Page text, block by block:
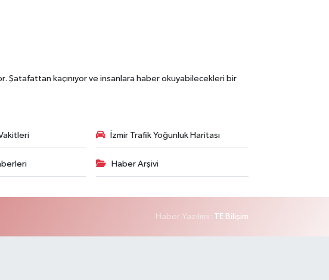
kaçınıyor ve insanlara haber okuyabilecekleri bir
İzmir Trafik Yoğunluk Haritası
Haber Arşivi
Haber Yazılımı: TE Bilişim